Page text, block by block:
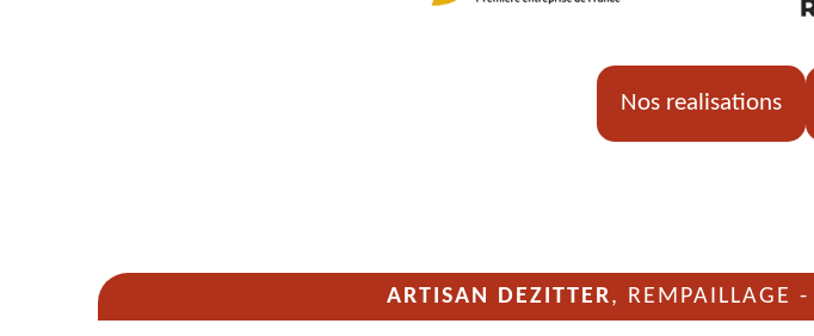
Nos realisations
ARTISAN DEZITTER, REMPAILLAGE